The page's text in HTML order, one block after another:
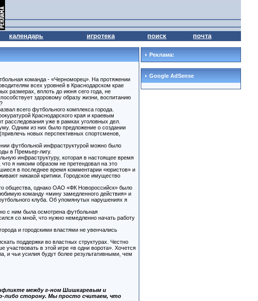
календарь игротека поиск почта
команда - «Черноморец». На протяжении
всех уровней в Краснодарском крае
размерах, вплоть до июня сего года, не
здоровому образу жизни, воспитанию
всего футбольного комплекса города.
Краснодарского края и краевым
расследования уже в рамках уголовных дел.
Одним из них было предложение о создании
новых перспективных спортсменов,
футбольной инфраструктурой можно было
в Премьер-лигу.
инфраструктуру, которая в настоящее время
я никоим образом не претендовал на это
в последнее время комментарии «юристов» и
никакой критики. Городское имущество
общества, однако ОАО «ФК Новороссийск» было
команду «мину замедленного действия» и
клуба. Об упомянутых нарушениях я
с ним была осмотрена футбольная
со мной, что нужно немедленно начать работу
и городскими властями не увенчались
поддержки во властных структурах. Честно
в этой игре «в одни ворота». Хочется
и чьи усилия будут более результативными, чем
между г-ном Шишкаревым и
либо сторону. Мы просто считаем, что
Реклама:
Google AdSense